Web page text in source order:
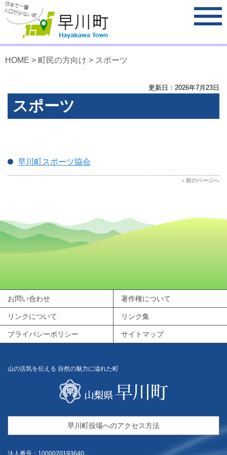
HOME > 町民の方向け > スポーツ
更新日： 2026年7 月 23 日
スポーツ
早川町スポーツ協会
前のページへ
お問い合わせ 著作権について
リンクについて リンク集
プライバシーポリシー サイトマップ
山の活気を伝える 自然の魅力に溢れた町
早川町役場へのアクセス方法